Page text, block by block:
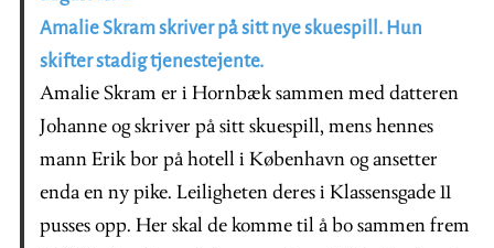
Amalie Skram skriver på sitt nye skuespill. Hun
skifter stadig tjenestejente.
Amalie Skram er i Hornbæk sammen med datteren
Johanne og skriver på sitt skuespill, mens hennes
mann Erik bor på hotell i København og ansetter
enda en ny pike. Leiligheten deres i Klassensgade 11
pusses opp. Her skal de komme til å bo sammen frem